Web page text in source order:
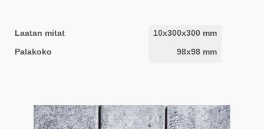
Laatan mitat
10x300x300 mm
Palakoko
98x98 mm